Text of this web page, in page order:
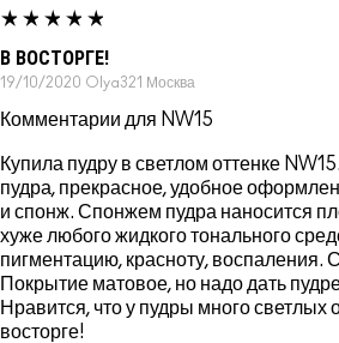
В ВОСТОРГЕ!
19/10/2020 Olya321 Москва
Комментарии для NW15
Купила пудру в светлом оттенке
пудра, прекрасное, удобное
и спонж. Спонжем пудра наносится
хуже любого жидкого тонального
пигментацию, красноту, воспаления.
Покрытие матовое, но надо дать
Нравится, что у пудры много светлых
восторге!